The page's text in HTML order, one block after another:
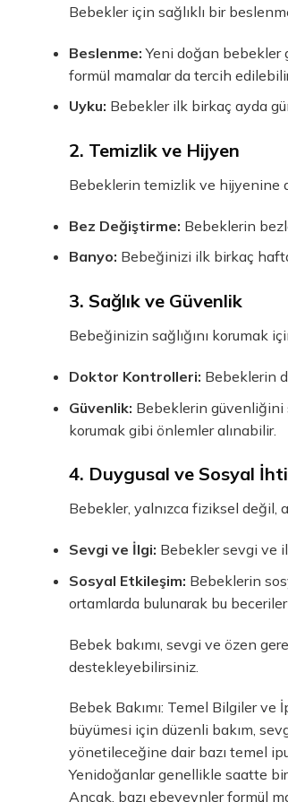
Bebekler için sağlıklı bir
Beslenme: Yeni doğan bebekler
formül mamalar da tercih
Uyku: Bebekler ilk birkaç ayda
2. Temizlik ve Hijyen
Bebeklerin temizlik ve hijyenine
Bez Değiştirme: Bebeklerin
Banyo: Bebeğinizi ilk birkaç
3. Sağlık ve Güvenlik
Bebeğinizin sağlığını korumak
Doktor Kontrolleri: Bebeklerin
Güvenlik: Bebeklerin güvenliğini
korumak gibi önlemler alınabilir.
4. Duygusal ve Sosyal
Bebekler, yalnızca fiziksel değil,
Sevgi ve İlgi: Bebekler sevgi ve
Sosyal Etkileşim: Bebeklerin
ortamlarda bulunarak bu
Bebek bakımı, sevgi ve özen
destekleyebilirsiniz.
Bebek Bakımı: Temel Bilgiler ve
büyümesi için düzenli bakım,
yönetileceğine dair bazı temel
Yenidoğanlar genellikle saatte
Ancak, bazı ebeveynler formül